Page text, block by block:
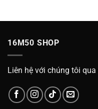
16M50 SHOP
Liên hệ với chúng tôi